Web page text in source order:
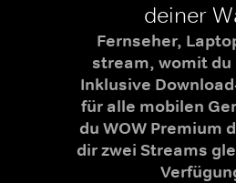
deiner
Fernseher,
stream, womit
Inklusive
für alle mobilen
du WOW Premium
dir zwei Streams